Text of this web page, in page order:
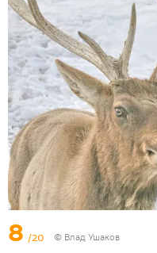
8 /20 © Влад Ушаков